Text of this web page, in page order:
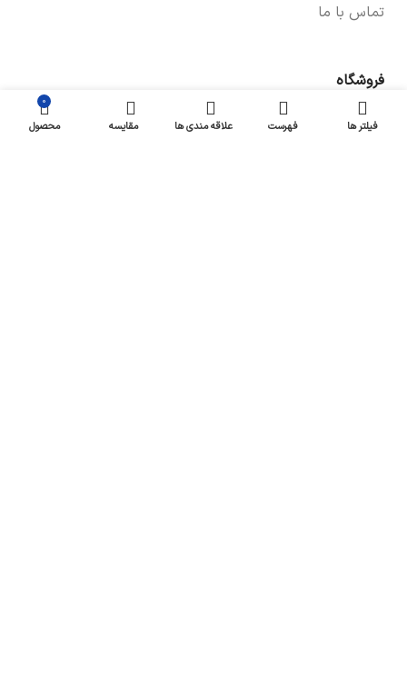
تماس با ما
فروشگاه
صفحه فروشگاه
فیلتر ها فهرست علاقه مندی ها مقایسه
0
محصول